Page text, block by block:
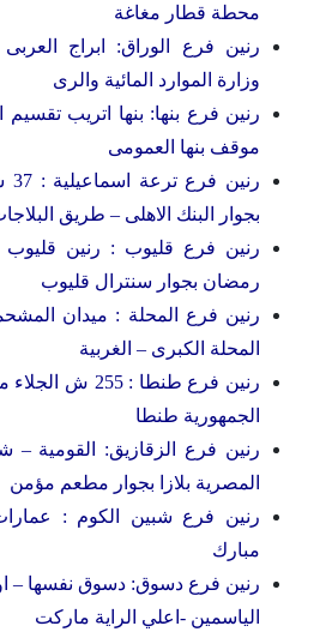
محطة قطار مغاغة
رنين فرع الوراق: ابراج
وزارة الموارد المائية والرى
رنين فرع بنها: بنها اتريب تقسيم
موقف بنها العمومى
بجوار البنك الاهلى – طريق
رمضان بجوار سنترال قليوب
رنين فرع المحلة : ميدان
المحلة الكبرى – الغربية
رنين فرع طنطا :
الجمهورية طنطا
رنين فرع الزقازيق: القومية
المصرية بلازا بجوار مطعم مؤمن
رنين فرع شبين الكوم :
مبارك
رنين فرع دسوق: دسوق نفسها –
الياسمين -اعلي الراية ماركت